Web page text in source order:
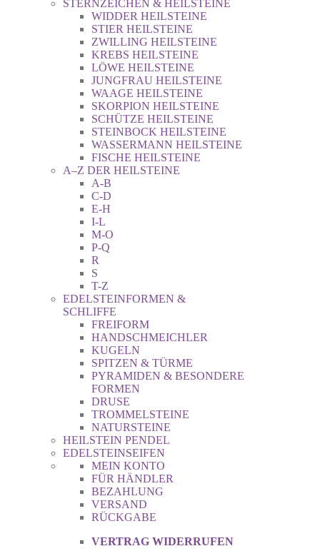
STERNZEICHEN & HEILSTEINE
WIDDER HEILSTEINE
STIER HEILSTEINE
ZWILLING HEILSTEINE
KREBS HEILSTEINE
LÖWE HEILSTEINE
JUNGFRAU HEILSTEINE
WAAGE HEILSTEINE
SKORPION HEILSTEINE
SCHÜTZE HEILSTEINE
STEINBOCK HEILSTEINE
WASSERMANN HEILSTEINE
FISCHE HEILSTEINE
A–Z DER HEILSTEINE
A-B
C-D
E-H
I-L
M-O
P-Q
R
S
T-Z
EDELSTEINFORMEN &
SCHLIFFE
FREIFORM
HANDSCHMEICHLER
KUGELN
SPITZEN & TÜRME
PYRAMIDEN & BESONDERE
FORMEN
DRUSE
TROMMELSTEINE
NATURSTEINE
HEILSTEIN PENDEL
EDELSTEINSEIFEN
MEIN KONTO
FÜR HÄNDLER
BEZAHLUNG
VERSAND
RÜCKGABE
VERTRAG WIDERRUFEN